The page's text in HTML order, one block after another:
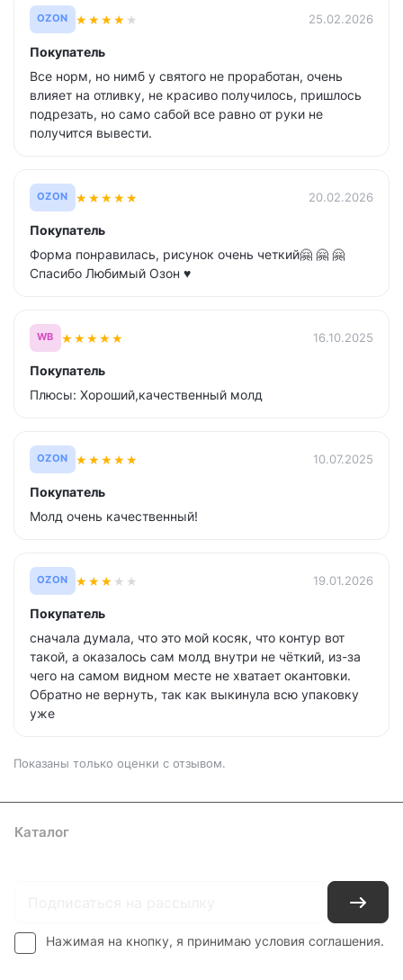
OZON ★★★★ ★ 25.02.2026
Покупатель
Все норм, но нимб у святого не проработан, очень
влияет на отливку, не красиво получилось, пришлось
подрезать, но само сабой все равно от руки не
получится вывести.
OZON ★★★★★ 20.02.2026
Покупатель
Форма понравилась, рисунок очень четкий🤗 🤗 🤗
Спасибо Любимый Озон ♥️
WB ★★★★★ 16.10.2025
Покупатель
Плюсы: Хороший,качественный молд
OZON ★★★★★ 10.07.2025
Покупатель
Молд очень качественный!
OZON ★★★ ★ ★ 19.01.2026
Покупатель
сначала думала, что это мой косяк, что контур вот
такой, а оказалось сам молд внутри не чёткий, из-за
чего на самом видном месте не хватает окантовки.
Обратно не вернуть, так как выкинула всю упаковку
уже
Показаны только оценки с отзывом.
Каталог
Нажимая на кнопку, я принимаю условия соглашения.